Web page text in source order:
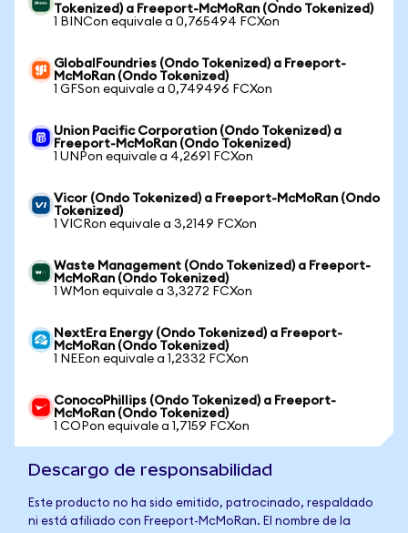
Tokenized) a Freeport-McMoRan (Ondo Tokenized)
1 BINCon equivale a 0,765494 FCXon
GlobalFoundries (Ondo Tokenized) a Freeport-
McMoRan (Ondo Tokenized)
1 GFSon equivale a 0,749496 FCXon
Union Pacific Corporation (Ondo Tokenized) a
Freeport-McMoRan (Ondo Tokenized)
1 UNPon equivale a 4,2691 FCXon
Vicor (Ondo Tokenized) a Freeport-McMoRan (Ondo
Tokenized)
1 VICRon equivale a 3,2149 FCXon
Waste Management (Ondo Tokenized) a Freeport-
McMoRan (Ondo Tokenized)
1 WMon equivale a 3,3272 FCXon
NextEra Energy (Ondo Tokenized) a Freeport-
McMoRan (Ondo Tokenized)
1 NEEon equivale a 1,2332 FCXon
ConocoPhillips (Ondo Tokenized) a Freeport-
McMoRan (Ondo Tokenized)
1 COPon equivale a 1,7159 FCXon
Descargo de responsabilidad
Este producto no ha sido emitido, patrocinado, respaldado
ni está afiliado con Freeport-McMoRan. El nombre de la